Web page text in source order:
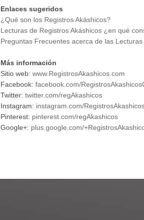
Enlaces sugeridos
¿Qué son los Registros Akáshicos?
Lecturas de Registros Akáshicos ¿en qué
Preguntas Frecuentes acerca de las
Más información
Sitio web: www.RegistrosAkashicos.com
Facebook: facebook.com/
Twitter: twitter.com/regAkashicos
Instagram: instagram.com/
Pinterest: pinterest.com/regAkashicos
Google+: plus.google.com/